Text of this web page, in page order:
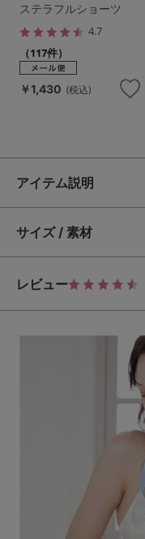
ステラフルショーツ
4.7
（117件）
￥1,430 (税込)
アイテム説明
サイズ / 素材
レビュー